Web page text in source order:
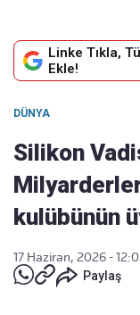
Linke Tıkla,
Ekle!
DÜNYA
Silikon
kulübünün
17 Haziran, 2026 -
Paylaş